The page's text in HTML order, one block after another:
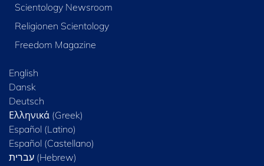
Scientology Newsroom
Religionen Scientology
Freedom Magazine
English
Dansk
Deutsch
Ελληνικά (Greek)
Español (Latino)
Español (Castellano)